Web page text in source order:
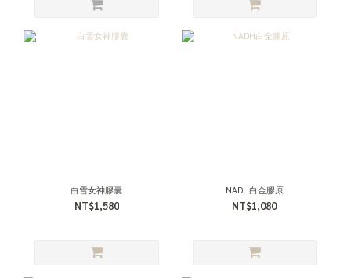
白雪女神膠囊
NT$1,580
NADH白金膠原
NT$1,080